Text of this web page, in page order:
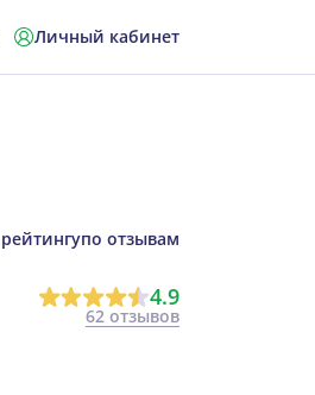
Личный кабинет
по отзывам
4.9
62 отзывов